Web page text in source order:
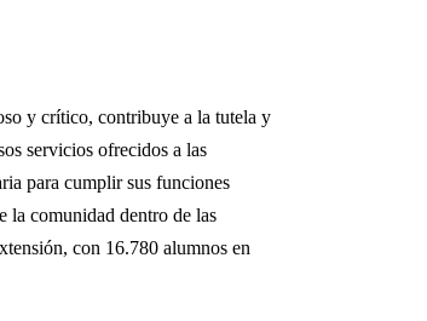
y crítico, contribuye a la tutela y
servicios ofrecidos a las
para cumplir sus funciones
la comunidad dentro de las
con 16.780 alumnos en